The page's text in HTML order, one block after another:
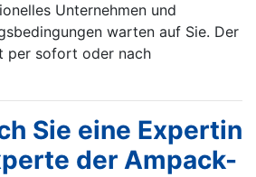
Unternehmen und
warten auf Sie. Der
per sofort oder nach
Sie eine Expertin
der Ampack-